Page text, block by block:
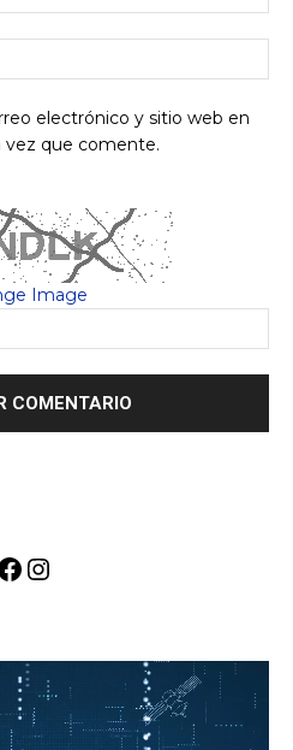
electrónico y sitio web en
vez que comente.
Image
Instagram